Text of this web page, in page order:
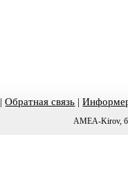
|Обратная связь |
AMEA-Kirov,